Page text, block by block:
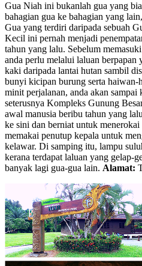
Gua Niah ini bukanlah gua yang
bahagian gua ke bahagian yang
Gua yang terdiri daripada sebuah
Kecil ini pernah menjadi
tahun yang lalu. Sebelum
anda perlu melalui laluan berpapan
kaki daripada lantai hutan sambil
bunyi kicipan burung serta haiwan-
minit perjalanan, anda akan sampai
seterusnya Kompleks Gunung
awal manusia beribu tahun yang
ke sini dan berniat untuk
memakai penutup kepala untuk
kelawar. Di samping itu, lampu
kerana terdapat laluan yang gelap-
banyak lagi gua-gua lain. Alamat: